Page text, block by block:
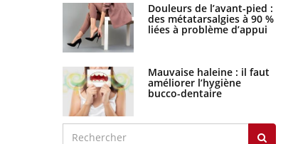
Douleurs de l’avant-pied :
des métatarsalgies à 90 %
liées à problème d’appui
Mauvaise haleine : il faut
améliorer l’hygiène
bucco-dentaire